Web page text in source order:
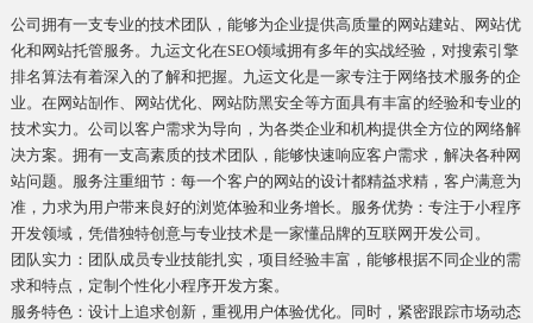
公司拥有一支专业的技术团队，能够为企业提供高质量的网站建站、网站优
化和网站托管服务。九运文化在SEO领域拥有多年的实战经验，对搜索引擎
排名算法有着深入的了解和把握。九运文化是一家专注于网络技术服务的企
业。在网站㓡作、网站优化、网站防黑安全等方面具有丰富的经验和专业的
技术实力。公司以客户需求为导向，为各类企业和机构提供全方位的网络解
决方案。拥有一支高素质的技术团队，能够快速响应客户需求，解决各种网
站问题。服务注重细节：每一个客户的网站的设计都精益求精，客户满意为
准，力求为用户带来良好的浏览体验和业务增长。服务优势：专注于小程序
开发领域，凭借独特创意与专业技术是一家懂品牌的互联网开发公司。
团队实力：团队成员专业技能扎实，项目经验丰富，能够根据不同企业的需
求和特点，定制个性化小程序开发方案。
服务特色：设计上追求创新，重视用户体验优化。同时，紧密跟踪市场动态